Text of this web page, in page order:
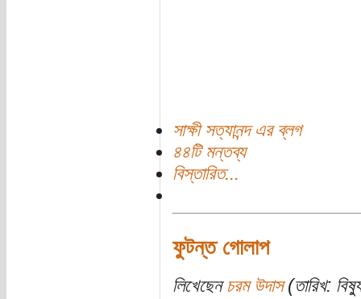
সাক্ষী সত্যানন্দ এর ব্লগ
৪৪টি মন্তব্য
বিস্তারিত...
ফুটন্ত গোলাপ
লিখেছেন চরম উদাস(তারিখ: